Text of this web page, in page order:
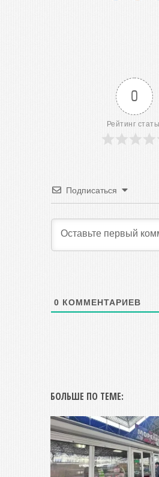
0
Рейтинг
Подписаться
0 КОММЕНТАРИЕВ
БОЛЬШЕ ПО ТЕМЕ: